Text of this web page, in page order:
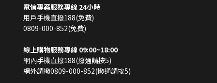
電信專案服務專線 24小時
用戶手機直撥188(免費)
0809-000-852(免費)
線上購物服務專線 09:00~18:00
網內手機直撥188(撥通請按5)
網外請撥0809-000-852(撥通請按5)